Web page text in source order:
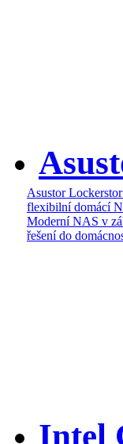
Asustor
flexibilní domácí
Moderní NAS v
řešení do
Intel